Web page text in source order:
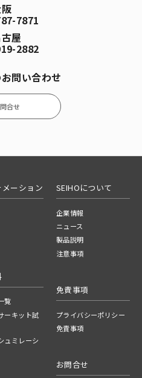
阪
7871
屋
2882
問い合わせ
合せ
ーション
覧
ーキット試
ュミレーシ
SEIHOについて
企業情報
ニュース
製品説明
注意事項
免責事項
プライバシーポリシー
免責事項
お問合せ